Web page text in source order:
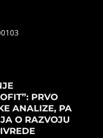
PRVO
ANALIZE, PA
O RAZVOJU